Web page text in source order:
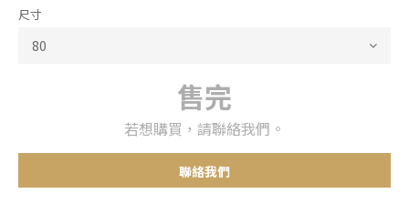
尺寸
售完
若想購買，請聯絡我們。
聯絡我們